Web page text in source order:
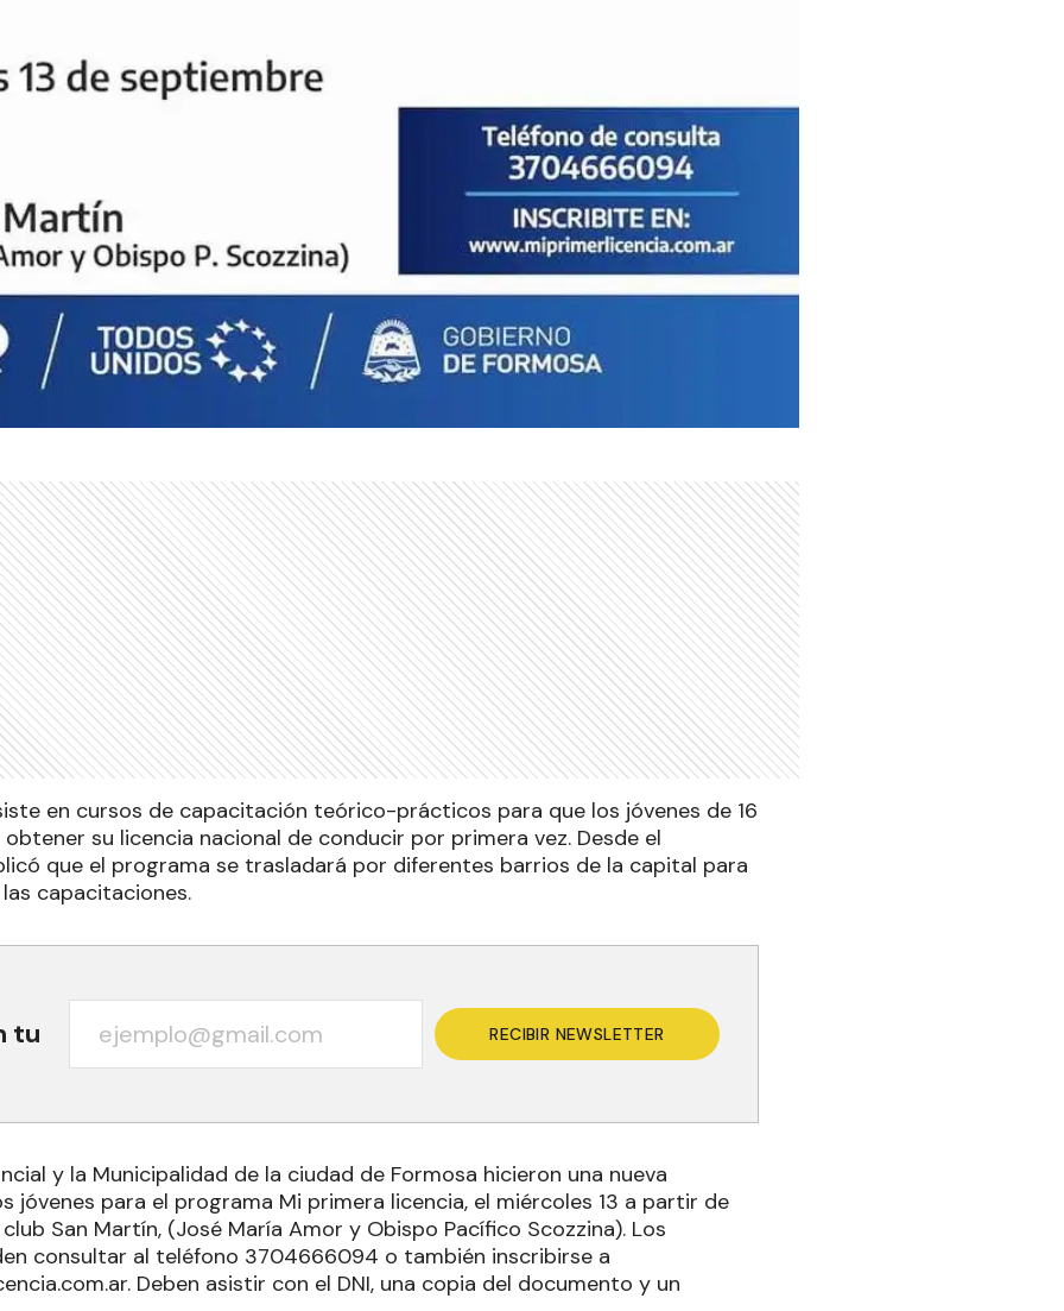
en cursos de capacitación teórico-prácticos para que los jóvenes de 16
obtener su licencia nacional de conducir por primera vez. Desde el
que el programa se trasladará por diferentes barrios de la capital para
capacitaciones.
tu RECIBIR NEWSLETTER
y la Municipalidad de la ciudad de Formosa hicieron una nueva
jóvenes para el programa Mi primera licencia, el miércoles 13 a partir de
San Martín, (José María Amor y Obispo Pacífico Scozzina). Los
consultar al teléfono 3704666094 o también inscribirse a
Deben asistir con el DNI, una copia del documento y un